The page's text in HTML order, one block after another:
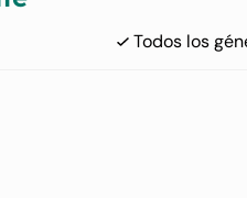
Todos los